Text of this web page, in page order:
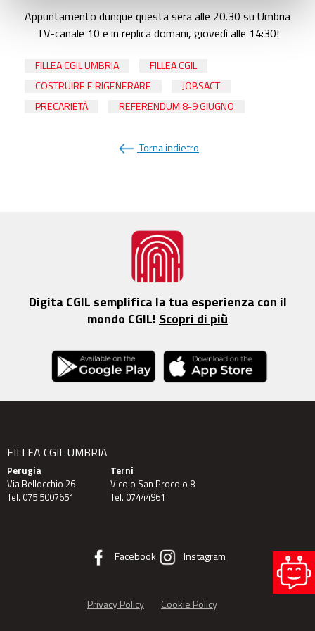
Appuntamento dunque questa sera alle 20.30 su Umbria
TV-canale 10 e in replica domani, giovedì alle 14:30!
FILLEA CGIL UMBRIA
FILLEA CGIL
COSTRUIRE E RIGENERARE
JOBSACT
PRECARIETÀ
REFERENDUM 8-9 GIUGNO
Torna indietro
Digita CGIL semplifica la tua esperienza con il
mondo CGIL! Scopri di più
FILLEA CGIL UMBRIA
Perugia
Via Bellocchio 26
Tel. 075 5007651
Terni
Vicolo San Procolo 8
Tel. 07444961
Facebook Instagram
Privacy Policy Cookie Policy